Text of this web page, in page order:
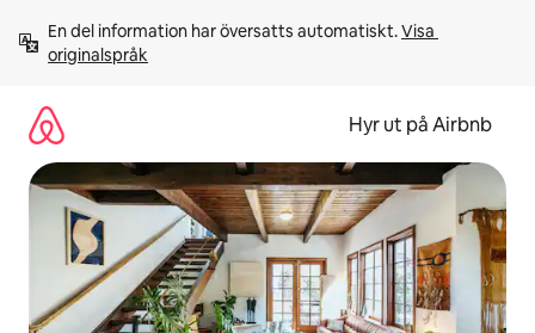
innehåll
En del information har översatts automatiskt. Visa
originalspråk
Hyr ut på Airbnb